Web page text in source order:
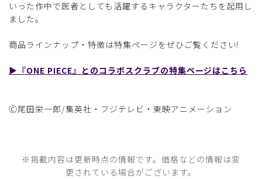
いった作中で医者としても活躍するキャラクターたちを起用し
ました。
商品ラインナップ・特徴は特集ページをぜひご覧ください!
▶︎『ONE PIECE』とのコラボスクラブの特集ページはこちら
Ⓒ尾田栄一郎/集英社・フジテレビ・東映アニメーション
※掲載内容は更新時点の情報です。価格などの情報は変
更されている場合がございます。